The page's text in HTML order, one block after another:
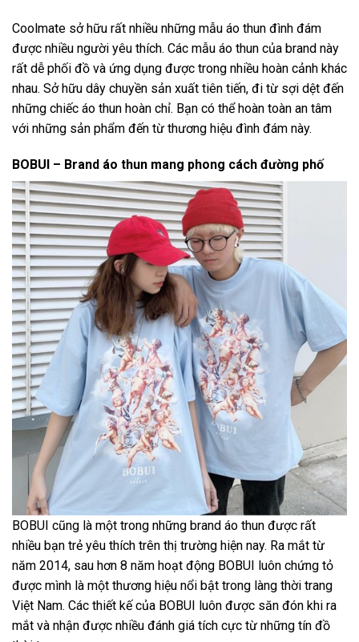
Coolmate sở hữu rất nhiều những mẫu áo thun đình đám
được nhiều người yêu thích. Các mẫu áo thun của brand này
rất dễ phối đồ và ứng dụng được trong nhiều hoàn cảnh khác
nhau. Sở hữu dây chuyền sản xuất tiên tiến, đi từ sợi dệt đến
những chiếc áo thun hoàn chỉ. Bạn có thể hoàn toàn an tâm
với những sản phẩm đến từ thương hiệu đình đám này.
BOBUI – Brand áo thun mang phong cách đường phố
BOBUI cũng là một trong những brand áo thun được rất
nhiều bạn trẻ yêu thích trên thị trường hiện nay. Ra mắt từ
năm 2014, sau hơn 8 năm hoạt động BOBUI luôn chứng tỏ
được mình là một thương hiệu nổi bật trong làng thời trang
Việt Nam. Các thiết kế của BOBUI luôn được săn đón khi ra
mắt và nhận được nhiều đánh giá tích cực từ những tín đồ